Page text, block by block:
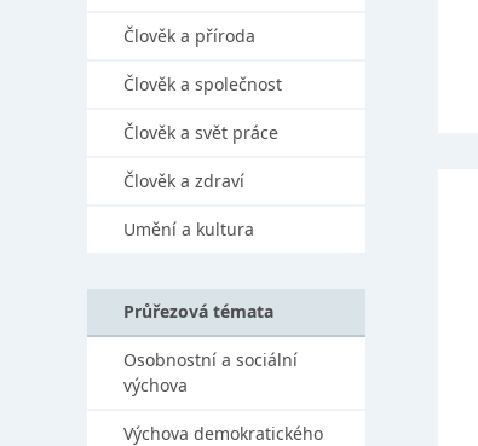
Člověk a příroda
Člověk a společnost
Člověk a svět práce
Člověk a zdraví
Umění a kultura
Průřezová témata
Osobnostní a sociální
výchova
Výchova demokratického